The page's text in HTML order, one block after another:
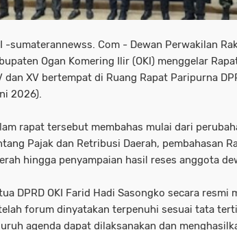
-sumaterannewss. Com - Dewan Perwakilan
Ogan Komering Ilir (OKI) menggelar
dan XV bertempat di Ruang Rapat Paripurna
2026).
rapat tersebut membahas mulai dari
Pajak dan Retribusi Daerah, pembahasan
hingga penyampaian hasil reses anggota
DPRD OKI Farid Hadi Sasongko secara resmi
forum dinyatakan terpenuhi sesuai tata
agenda dapat dilaksanakan dan